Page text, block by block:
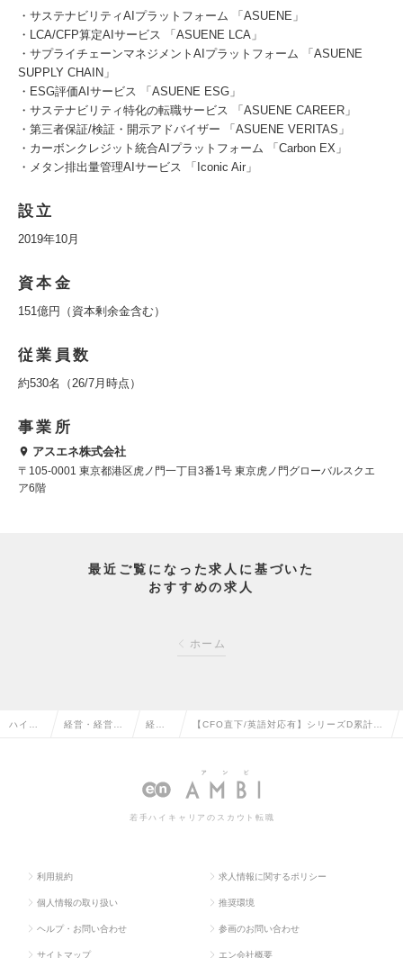
・サステナビリティAIプラットフォーム 「ASUENE」
・LCA/CFP算定AIサービス 「ASUENE LCA」
・サプライチェーンマネジメントAIプラットフォーム 「ASUENE
SUPPLY CHAIN」
・ESG評価AIサービス 「ASUENE ESG」
・サステナビリティ特化の転職サービス 「ASUENE CAREER」
・第三者保証/検証・開示アドバイザー 「ASUENE VERITAS」
・カーボンクレジット統合AIプラットフォーム 「Carbon EX」
・メタン排出量管理AIサービス 「Iconic Air」
設立
2019年10月
資本金
151億円（資本剰余金含む）
従業員数
約530名（26/7月時点）
事業所
アスエネ株式会社
〒105-0001 東京都港区虎ノ門一丁目3番1号 東京虎ノ門グローバルスクエ
ア6階
最近ご覧になった求人に基づいた
おすすめの求人
ホーム
ハイク 経営・経営企 経営
の転
【CFO直下/英語対応有】シリーズD累計25
業務提携担当の求人情報
若手ハイキャリアのスカウト転職
利用規約 求人情報に関するポリシー
個人情報の取り扱い 推奨環境
ヘルプ・お問い合わせ 参画のお問い合わせ
サイトマップ エン会社概要